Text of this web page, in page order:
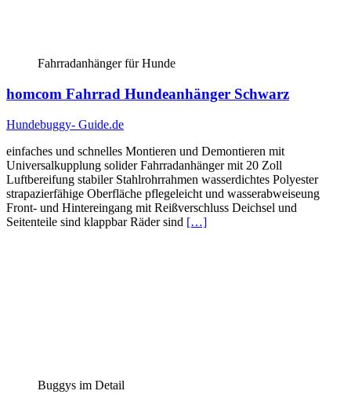
Fahrradanhänger für Hunde
homcom Fahrrad Hundeanhänger Schwarz
Hundebuggy- Guide.de
einfaches und schnelles Montieren und Demontieren mit
Universalkupplung solider Fahrradanhänger mit 20 Zoll
Luftbereifung stabiler Stahlrohrrahmen wasserdichtes Polyester
strapazierfähige Oberfläche pflegeleicht und wasserabweiseung
Front- und Hintereingang mit Reißverschluss Deichsel und
Seitenteile sind klappbar Räder sind […]
Buggys im Detail